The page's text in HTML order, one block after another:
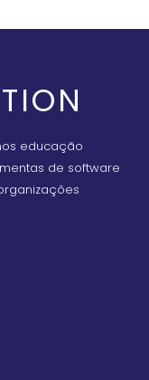
educação
de software